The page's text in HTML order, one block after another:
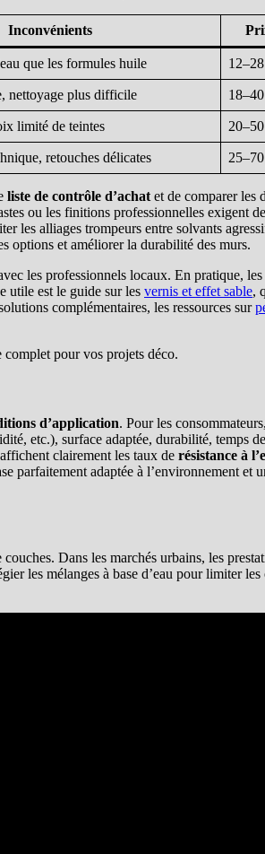
Inconvénients
que les formules huile 12–28
nettoyage plus difficile 18–40
limité de teintes 20–50
retouches délicates 25–70
liste de contrôle d’achat et de comparer les
ou les finitions professionnelles exigent
les alliages trompeurs entre solvants
options et améliorer la durabilité des murs.
les professionnels locaux. En pratique,
utile est le guide sur les vernis et effet sable,
complémentaires, les ressources sur
d’application. Pour les
etc.), surface adaptée, durabilité, temps
clairement les taux de résistance à
parfaitement adaptée à l’environnement et
Dans les marchés urbains, les
les mélanges à base d’eau pour limiter